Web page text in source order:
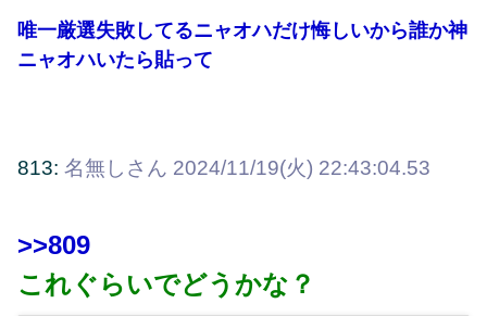
唯一厳選失敗してるニャオハだけ悔しいから誰か神
ニャオハいたら貼って
813: 名無しさん 2024/11/19(火) 22:43:04.53
>>809
これぐらいでどうかな？